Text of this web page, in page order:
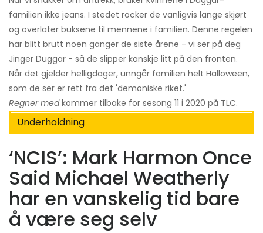
familien ikke jeans. I stedet rocker de vanligvis lange skjørt
og overlater buksene til mennene i familien. Denne regelen
har blitt brutt noen ganger de siste årene - vi ser på deg
Jinger Duggar - så de slipper kanskje litt på den fronten.
Når det gjelder helligdager, unngår familien helt Halloween,
som de ser er rett fra det 'demoniske riket.'
Regner medkommer tilbake for sesong 11 i 2020 på TLC.
Underholdning
‘NCIS’: Mark Harmon Once
Said Michael Weatherly
har en vanskelig tid bare
å være seg selv